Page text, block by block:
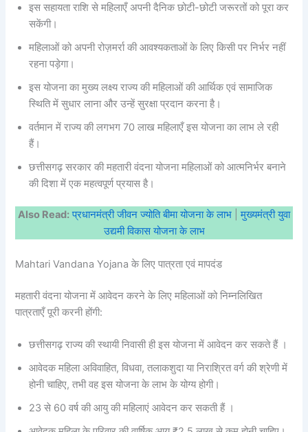
इस सहायता राशि से महिलाएँ अपनी दैनिक छोटी-छोटी जरूरतों को पूरा कर
सकेंगी।
महिलाओं को अपनी रोज़मर्रा की आवश्यकताओं के लिए किसी पर निर्भर नहीं
रहना पड़ेगा।
इस योजना का मुख्य लक्ष्य राज्य की महिलाओं की आर्थिक एवं सामाजिक
स्थिति में सुधार लाना और उन्हें सुरक्षा प्रदान करना है।
वर्तमान में राज्य की लगभग 70 लाख महिलाएँ इस योजना का लाभ ले रही
हैं।
छत्तीसगढ़ सरकार की महतारी वंदना योजना महिलाओं को आत्मनिर्भर बनाने
की दिशा में एक महत्वपूर्ण प्रयास है।
Also Read: प्रधानमंत्री जीवन ज्योति बीमा योजना के लाभ |मुख्यमंत्री युवा
उद्यमी विकास योजना के लाभ
Mahtari Vandana Yojana के लिए पात्रता एवं मापदंड
महतारी वंदना योजना में आवेदन करने के लिए महिलाओं को निम्नलिखित
पात्रताएँ पूरी करनी होंगी:
छत्तीसगढ़ राज्य की स्थायी निवासी ही इस योजना में आवेदन कर सकते हैं ।
आवेदक महिला अविवाहित, विधवा, तलाकशुदा या निराश्रित वर्ग की श्रेणी में
होनी चाहिए, तभी वह इस योजना के लाभ के योग्य होगी।
23 से 60 वर्ष की आयु की महिलाएं आवेदन कर सकती हैं ।